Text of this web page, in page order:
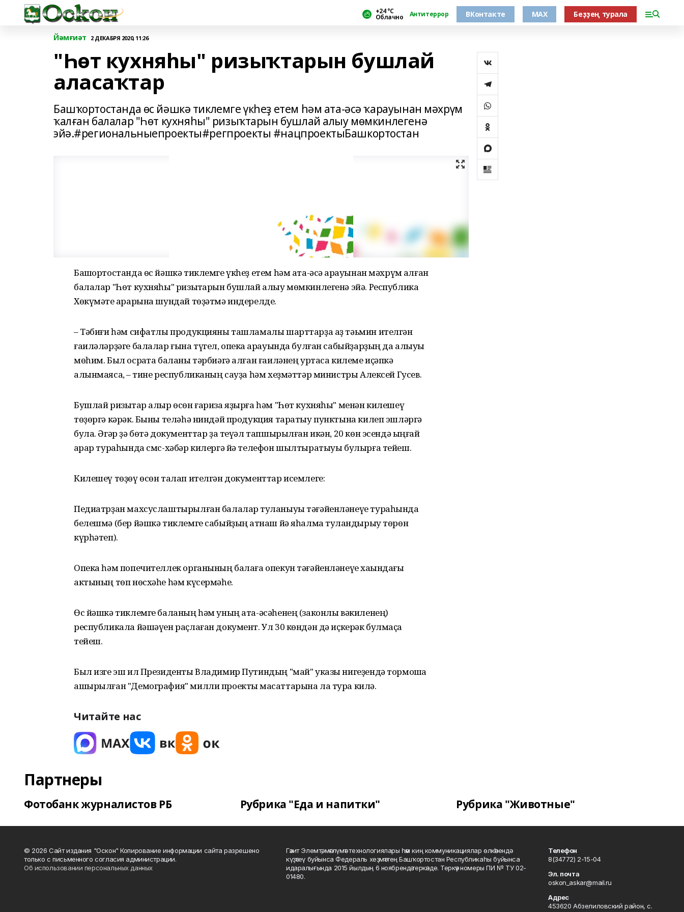
+24 °С
Облачно Антитеррор ВКонтакте MAX Беҙҙең турала
Йәмғиәт 2 ДЕКАБРЯ 2020, 11:26
"Һөт кухняһы" ризыҡтарын бушлай
аласаҡтар
Башҡортостанда өс йәшкә тиклемге үкһеҙ етем һәм ата-әсә ҡарауынан мәхрүм
ҡалған балалар "Һөт кухняһы" ризыҡтарын бушлай алыу мөмкинлегенә
эйә.#региональныепроекты#регпроекты #нацпроектыБашкортостан
Башҡортостанда өс йәшкә тиклемге үкһеҙ етем һәм ата-әсә ҡарауынан мәхрүм ҡалған
балалар "Һөт кухняһы" ризыҡтарын бушлай алыу мөмкинлегенә эйә. Республика
Хөкүмәте ҡарарына шундай төҙәтмә индерелде.
– Тәбиғи һәм сифатлы продукцияны ташламалы шарттарҙа аҙ тәьмин ителгән
ғаиләләрҙәге балалар ғына түгел, опека ҡарауында булған сабыйҙарҙың да алыуы
мөһим. Был осраҡта баланы тәрбиәгә алған ғаиләнең уртаса килеме иҫәпкә
алынмаясаҡ, – тине республиканың сауҙа һәм хеҙмәттәр министры Алексей Гусев.
Бушлай ризыҡтар алыр өсөн ғариза яҙырға һәм "Һөт кухняһы" менән килешеү
төҙөргә кәрәк. Быны теләһә ниндәй продукция таратыу пунктына килеп эшләргә
була. Әгәр ҙә бөтә документтар ҙа теүәл тапшырылған икән, 20 көн эсендә ыңғай
ҡарар тураһында смс-хәбәр килергә йә телефон шылтыратыуы булырға тейеш.
Килешеү төҙөү өсөн талап ителгән документтар исемлеге:
Педиатрҙан махсуслаштырылған балалар туҡланыуы тәғәйенләнеүе тураһында
белешмә (бер йәшкә тиклемге сабыйҙың ҡатнаш йә яһалма туҡландырыу төрөн
күрһәтеп).
Опека һәм попечителлек органының балаға опекун тәғәйенләнеүе хаҡындағы
актының төп нөсхәһе һәм күсермәһе.
Өс йәшкә тиклемге баланың һәм уның ата-әсәһенең (законлы вәкиленең)
республикала йәшәүен раҫлаған документ. Ул 30 көндән дә иҫкерәк булмаҫҡа
тейеш.
Был изге эш ил Президенты Владимир Путиндың "май" указы нигеҙендә тормошҡа
ашырылған "Демография" милли проекты маҡсаттарына ла тура килә.
Читайте нас
Партнеры
Фотобанк журналистов РБ Рубрика "Еда и напитки" Рубрика "Животные"
© 2026 Сайт издания "Оскон" Копирование информации сайта разрешено
только с письменного согласия администрации.
Об использовании персональных данных
Гәзит Элемтә, мәғлүмәт технологиялары һәм киң коммуникациялар өлкәһендә
күҙәтеү буйынса Федераль хеҙмәттең Башҡортостан Республикаһы буйынса
идаралығында 2015 йылдың 6 ноябрендә теркәлде. Теркәү номеры ПИ № ТУ 02-
01480.
Телефон
8(34772) 2-15-04
Эл. почта
oskon_askar@mail.ru
Адрес
453620 Абзелиловский район, с.